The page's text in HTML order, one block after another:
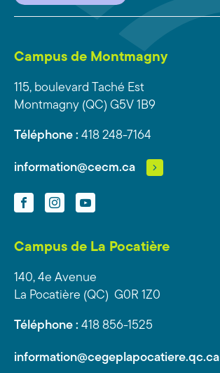
Campus de Montmagny
115, boulevard Taché Est
Montmagny (QC) G5V 1B9
Téléphone : 418 248-7164
information@cecm.ca
FacebookInstagramYouTube
Campus de La Pocatière
140, 4e Avenue
La Pocatière (QC) G0R 1Z0
Téléphone : 418 856-1525
information@cegeplapocatiere.qc.ca